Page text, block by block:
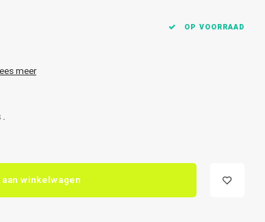
OP VOORRAAD
meer
winkelwagen